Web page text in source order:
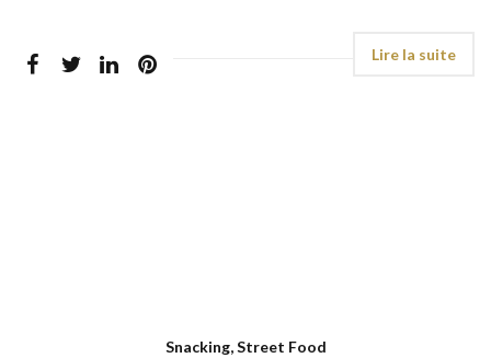
Snacking, Street Food